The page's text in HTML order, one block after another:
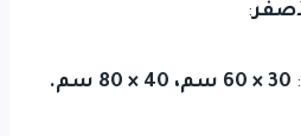
:
: 30 × 60 سم، 40 × 80 سم.